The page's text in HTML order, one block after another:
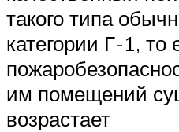
такого типа
категории Г-1, то
им помещений
возрастает